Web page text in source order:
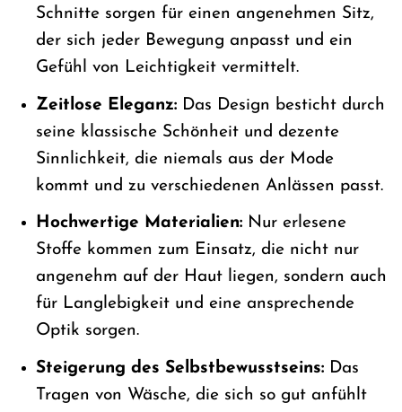
Schnitte sorgen für einen angenehmen Sitz,
der sich jeder Bewegung anpasst und ein
Gefühl von Leichtigkeit vermittelt.
Zeitlose Eleganz:Das Design besticht durch
seine klassische Schönheit und dezente
Sinnlichkeit, die niemals aus der Mode
kommt und zu verschiedenen Anlässen passt.
Hochwertige Materialien:Nur erlesene
Stoffe kommen zum Einsatz, die nicht nur
angenehm auf der Haut liegen, sondern auch
für Langlebigkeit und eine ansprechende
Optik sorgen.
Steigerung des Selbstbewusstseins:Das
Tragen von Wäsche, die sich so gut anfühlt